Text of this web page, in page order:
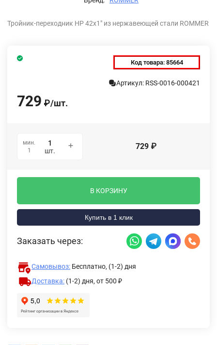
Тройник-переходник НР 42х1" из нержавеющей стали ROMMER
Код товара: 85664
Артикул: RSS-0016-000421
729 ₽/шт.
мин.
1
шт. 729 ₽
В КОРЗИНУ
Купить в 1 клик
Заказать через:
Самовывоз: Бесплатно, (1-2) дня
Доставка: (1-2) дня, от 500 ₽